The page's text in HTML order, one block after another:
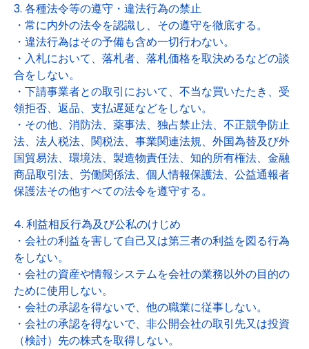
3. 各種法令等の遵守・違法行為の禁止
・常に内外の法令を認識し、その遵守を徹底する。
・違法行為はその予備も含め一切行わない。
・入札において、落札者、落札価格を取決めるなどの談
合をしない。
・下請事業者との取引において、不当な買いたたき、受
領拒否、返品、支払遅延などをしない。
・その他、消防法、薬事法、独占禁止法、不正競争防止
法、法人税法、関税法、事業関連法規、外国為替及び外
国貿易法、環境法、製造物責任法、知的所有権法、金融
商品取引法、労働関係法、個人情報保護法、公益通報者
保護法その他すべての法令を遵守する。
4. 利益相反行為及び公私のけじめ
・会社の利益を害して自己又は第三者の利益を図る行為
をしない。
・会社の資産や情報システムを会社の業務以外の目的の
ために使用しない。
・会社の承認を得ないで、他の職業に従事しない。
・会社の承認を得ないで、非公開会社の取引先又は投資
（検討）先の株式を取得しない。